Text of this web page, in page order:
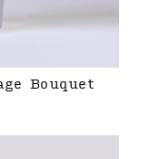
Bouquet